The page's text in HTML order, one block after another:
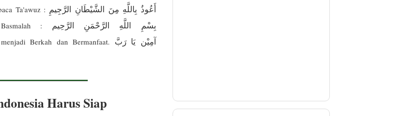
Ta'awuz : أَعُوذُ بِاللَّهِ مِنَ الشَّيْطَانِ الرَّجِيمِ
: بِسْمِ اللَّهِ الرَّحْمَنِ الرَّحِيم
Berkah dan Bermanfaat. آمِيْن يَا رَبَّ
Harus Siap